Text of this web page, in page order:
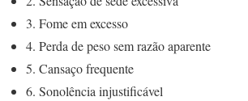
3. Fome em excesso
4. Perda de peso sem razão aparente
5. Cansaço frequente
6. Sonolência injustificável